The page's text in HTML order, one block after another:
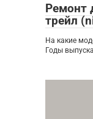
Ремонт
трейл
На какие
Годы